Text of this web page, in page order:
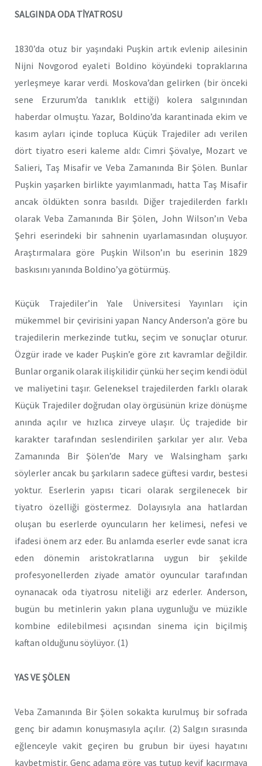
SALGINDA ODA TİYATROSU
1830’da otuz bir yaşındaki Puşkin artık evlenip ailesinin
Nijni Novgorod eyaleti Boldino köyündeki topraklarına
yerleşmeye karar verdi. Moskova’dan gelirken (bir önceki
sene Erzurum’da tanıklık ettiği) kolera salgınından
haberdar olmuştu. Yazar, Boldino’da karantinada ekim ve
kasım ayları içinde topluca Küçük Trajediler adı verilen
dört tiyatro eseri kaleme aldı: Cimri Şövalye, Mozart ve
Salieri, Taş Misafir ve Veba Zamanında Bir Şölen. Bunlar
Puşkin yaşarken birlikte yayımlanmadı, hatta Taş Misafir
ancak öldükten sonra basıldı. Diğer trajedilerden farklı
olarak Veba Zamanında Bir Şölen, John Wilson’ın Veba
Şehri eserindeki bir sahnenin uyarlamasından oluşuyor.
Araştırmalara göre Puşkin Wilson’ın bu eserinin 1829
baskısını yanında Boldino’ya götürmüş.
Küçük Trajediler’in Yale Üniversitesi Yayınları için
mükemmel bir çevirisini yapan Nancy Anderson’a göre bu
trajedilerin merkezinde tutku, seçim ve sonuçlar oturur.
Özgür irade ve kader Puşkin’e göre zıt kavramlar değildir.
Bunlar organik olarak ilişkilidir çünkü her seçim kendi ödül
ve maliyetini taşır. Geleneksel trajedilerden farklı olarak
Küçük Trajediler doğrudan olay örgüsünün krize dönüşme
anında açılır ve hızlıca zirveye ulaşır. Üç trajedide bir
karakter tarafından seslendirilen şarkılar yer alır. Veba
Zamanında Bir Şölen’de Mary ve Walsingham şarkı
söylerler ancak bu şarkıların sadece güftesi vardır, bestesi
yoktur. Eserlerin yapısı ticari olarak sergilenecek bir
tiyatro özelliği göstermez. Dolayısıyla ana hatlardan
oluşan bu eserlerde oyuncuların her kelimesi, nefesi ve
ifadesi önem arz eder. Bu anlamda eserler evde sanat icra
eden dönemin aristokratlarına uygun bir şekilde
profesyonellerden ziyade amatör oyuncular tarafından
oynanacak oda tiyatrosu niteliği arz ederler. Anderson,
bugün bu metinlerin yakın plana uygunluğu ve müzikle
kombine edilebilmesi açısından sinema için biçilmiş
kaftan olduğunu söylüyor. (1)
YAS VE ŞÖLEN
Veba Zamanında Bir Şölen sokakta kurulmuş bir sofrada
genç bir adamın konuşmasıyla açılır. (2) Salgın sırasında
eğlenceyle vakit geçiren bu grubun bir üyesi hayatını
kaybetmiştir. Genç adama göre yas tutup keyif kaçırmaya